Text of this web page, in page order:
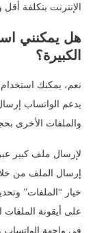
الإنترنت بتكلفة
هل يمكنني
الكبيرة؟
نعم، يمكنك استخدام
يدعم الواتساب
والملفات الأخرى بحجم يصل إلى 100
لإرسال ملف كبير
إرسال الملف من
خيار “الملفات”
على أيقونة
في واجهة الواتساب